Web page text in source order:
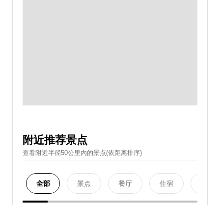
附近推荐景点
查看附近半径50公里內的景点(依距离排序)
全部 景点 餐厅 住宿